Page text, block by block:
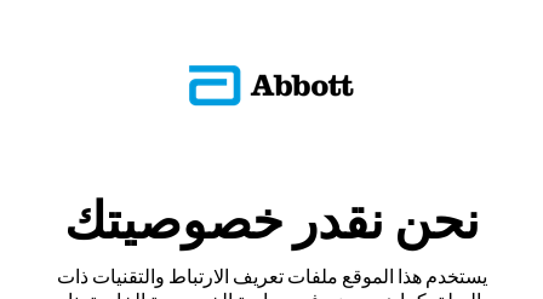
نحن نقدر خصوصيتك
يستخدم هذا الموقع ملفات تعريف الارتباط والتقنيات ذات